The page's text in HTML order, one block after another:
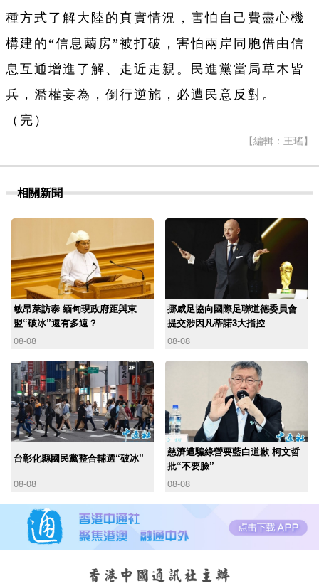
種方式了解大陸的真實情況，害怕自己費盡心機
構建的“信息繭房”被打破，害怕兩岸同胞借由信
息互通增進了解、走近走親。民進黨當局草木皆
兵，濫權妄為，倒行逆施，必遭民意反對。
（完）
【編輯：王瑤】
相關新聞
敏昂萊訪泰 緬甸現政府距與東
盟“破冰”還有多遠？
08-08
挪威足協向國際足聯道德委員會
提交涉因凡蒂諾3大指控
08-08
台彰化縣國民黨整合輔選“破冰”
08-08
慈濟遭騙綠營要藍白道歉 柯文哲
批“不要臉”
08-08